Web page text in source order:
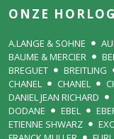
ONZE
A.LANGE & SOHNE
BAUME & MERCIER
BREGUET
BREITLING
CHANEL
CHANEL
DANIEL JEAN RICHARD
DODANE
EBEL
ETIENNE SHWARZ